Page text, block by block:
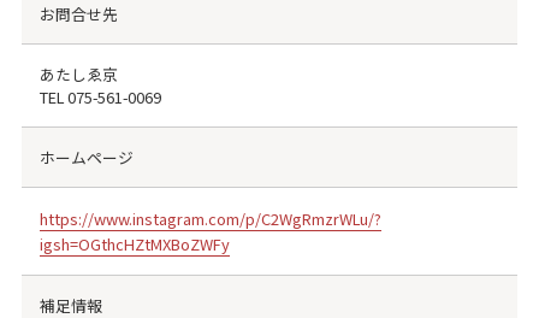
お問合せ先
あたしゑ京
TEL 075-561-0069
ホームページ
https://www.instagram.com/p/C2WgRmzrWLu/?
igsh=OGthcHZtMXBoZWFy
補足情報